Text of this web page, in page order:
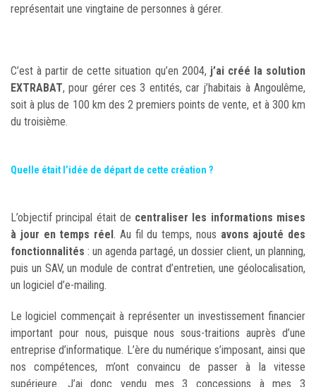
représentait une vingtaine de personnes à gérer.
C’est à partir de cette situation qu’en 2004, j’ai créé la solution
EXTRABAT, pour gérer ces 3 entités, car j’habitais à Angoulême,
soit à plus de 100 km des 2 premiers points de vente, et à 300 km
du troisième.
Quelle était l’idée de départ de cette création ?
L’objectif principal était de centraliser les informations mises
à jour en temps réel. Au fil du temps, nous avons ajouté des
fonctionnalités : un agenda partagé, un dossier client, un planning,
puis un SAV, un module de contrat d’entretien, une géolocalisation,
un logiciel d’e-mailing.
Le logiciel commençait à représenter un investissement financier
important pour nous, puisque nous sous-traitions auprès d’une
entreprise d’informatique. L’ère du numérique s’imposant, ainsi que
nos compétences, m’ont convaincu de passer à la vitesse
supérieure. J’ai donc vendu mes 3 concessions à mes 3